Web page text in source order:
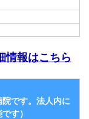
情報はこちら
院です。法人内に
す）